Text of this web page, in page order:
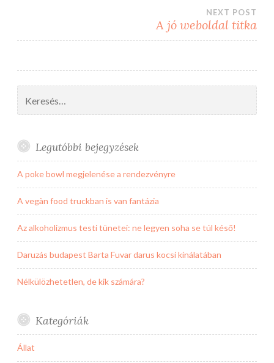
NEXT POST
A jó weboldal titka
Legutóbbi bejegyzések
A poke bowl megjelenése a rendezvényre
A vegàn food truckban is van fantázia
Az alkoholizmus testi tünetei: ne legyen soha se túl késő!
Daruzás budapest Barta Fuvar darus kocsi kínálatában
Nélkülözhetetlen, de kik számára?
Kategóriák
Állat